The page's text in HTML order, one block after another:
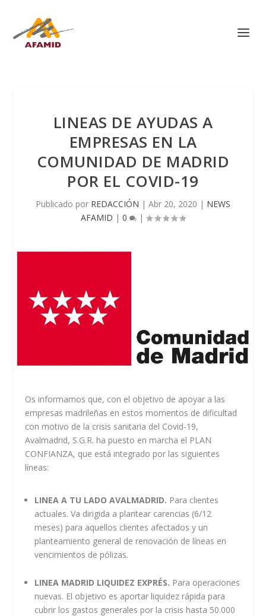
LINEAS DE AYUDAS A
EMPRESAS EN LA
COMUNIDAD DE MADRID
POR EL COVID-19
Publicado por REDACCIÓN | Abr 20, 2020 | NEWS
AFAMID | 0 |
Os informamos que, con el objetivo de apoyar a las
empresas madrileñas en estos momentos de dificultad
con motivo de la crisis sanitaria del Covid-19,
Avalmadrid, S.G.R. ha puesto en marcha el PLAN
CONFIANZA, que está integrado por las siguientes
líneas:
LINEA A TU LADO AVALMADRID. Para clientes
actuales. Va dirigida a plantear carencias (6/12
meses) para aquellos clientes afectados y un
planteamiento general de renovación de líneas en
vencimientos de pólizas.
LINEA MADRID LIQUIDEZ EXPRÉS. Para operaciones
nuevas. El objetivo es aportar liquidez rápida para
cubrir los gastos generales por la crisis hasta 50.000